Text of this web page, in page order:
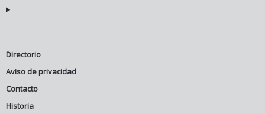
Directorio
Aviso de privacidad
Contacto
Historia